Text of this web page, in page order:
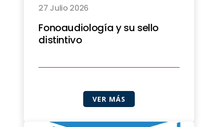
27 Julio 2026
Fonoaudiología y su sello
distintivo
VER MÁS